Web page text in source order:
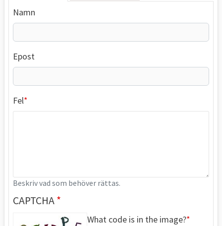
Namn
Epost
Fel
Beskriv vad som behöver rättas.
CAPTCHA
What code is in the image?